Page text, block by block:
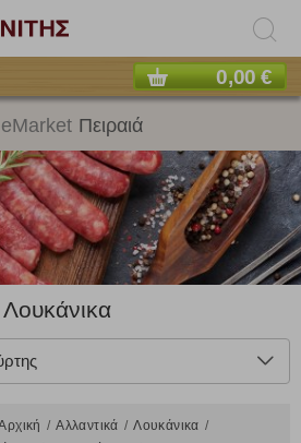
0,00 €
eMarket Πειραιά
Λουκάνικα
Αλλαντικά
Λουκάνικα